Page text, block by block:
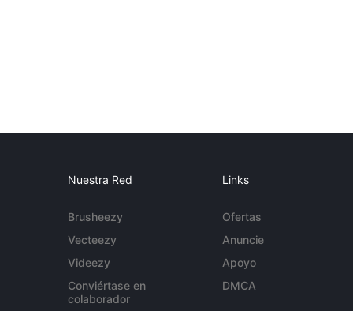
Nuestra Red
Brusheezy
Vecteezy
Videezy
Conviértase en
colaborador
Links
Ofertas
Anuncie
Apoyo
DMCA